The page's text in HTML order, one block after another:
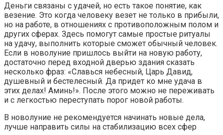
Деньги связаны с удачей, но есть такое понятие, как
везение. Это когда человеку везет не только в прибыли,
но на работе, в отношениях с противоположным полом и
других сферах. Здесь помогут самые простые ритуалы
на удачу, выполнить которые сможет обычный человек.
Если в новолуние пришлось выйти на новую работу,
достаточно перед входной дверью здания сказать
несколько фраз: «Славься небесный, Царь Давид,
душевный и бестелесный. Да придет ко мне удача в
этих делах! Аминь!». После этого можно не переживать
и с легкостью переступать порог новой работы.
В новолуние не рекомендуется начинать новые дела,
лучше направить силы на стабилизацию всех сфер